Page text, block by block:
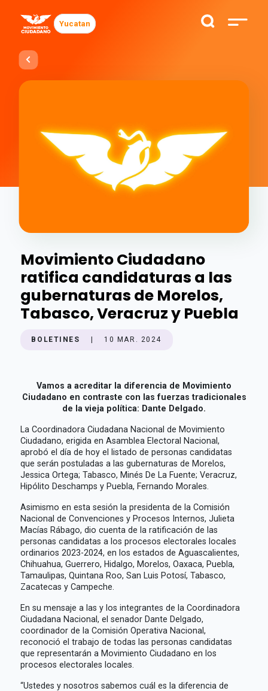
Yucatan
Movimiento Ciudadano
ratifica candidaturas a las
gubernaturas de Morelos,
Tabasco, Veracruz y Puebla
BOLETINES 10 MAR. 2024
Vamos a acreditar la diferencia de Movimiento
Ciudadano en contraste con las fuerzas tradicionales
de la vieja política: Dante Delgado.
La Coordinadora Ciudadana Nacional de Movimiento
Ciudadano, erigida en Asamblea Electoral Nacional,
aprobó el día de hoy el listado de personas candidatas
que serán postuladas a las gubernaturas de Morelos,
Jessica Ortega; Tabasco, Minés De La Fuente; Veracruz,
Hipólito Deschamps y Puebla, Fernando Morales.
Asimismo en esta sesión la presidenta de la Comisión
Nacional de Convenciones y Procesos Internos, Julieta
Macías Rábago, dio cuenta de la ratificación de las
personas candidatas a los procesos electorales locales
ordinarios 2023-2024, en los estados de Aguascalientes,
Chihuahua, Guerrero, Hidalgo, Morelos, Oaxaca, Puebla,
Tamaulipas, Quintana Roo, San Luis Potosí, Tabasco,
Zacatecas y Campeche.
En su mensaje a las y los integrantes de la Coordinadora
Ciudadana Nacional, el senador Dante Delgado,
coordinador de la Comisión Operativa Nacional,
reconoció el trabajo de todas las personas candidatas
que representarán a Movimiento Ciudadano en los
procesos electorales locales.
“Ustedes y nosotros sabemos cuál es la diferencia de